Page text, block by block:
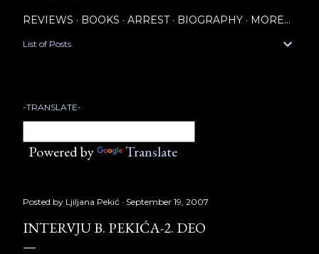
REVIEWS BOOKS ARREST BIOGRAPHY MORE…
List of Posts
-TRANSLATE-
Powered by Translate
Posted by Ljiljana Pekić September 19, 2007
INTERVJU B. PEKIĆA-2. DEO